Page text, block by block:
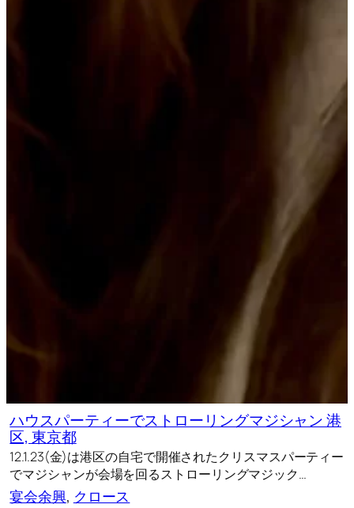
ハウスパーティーでストローリングマジシャン 港
区, 東京都
12.1.23(金)は港区の自宅で開催されたクリスマスパーティー
でマジシャンが会場を回るストローリングマジック…
宴会余興, クロース